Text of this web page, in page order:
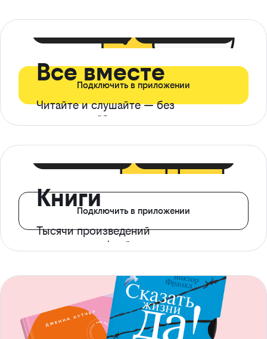
Все вместе
Читайте и слушайте — без
ограничений*
Подключить в приложении
Книги
Тысячи произведений
с доступом офлайн
Подключить в приложении